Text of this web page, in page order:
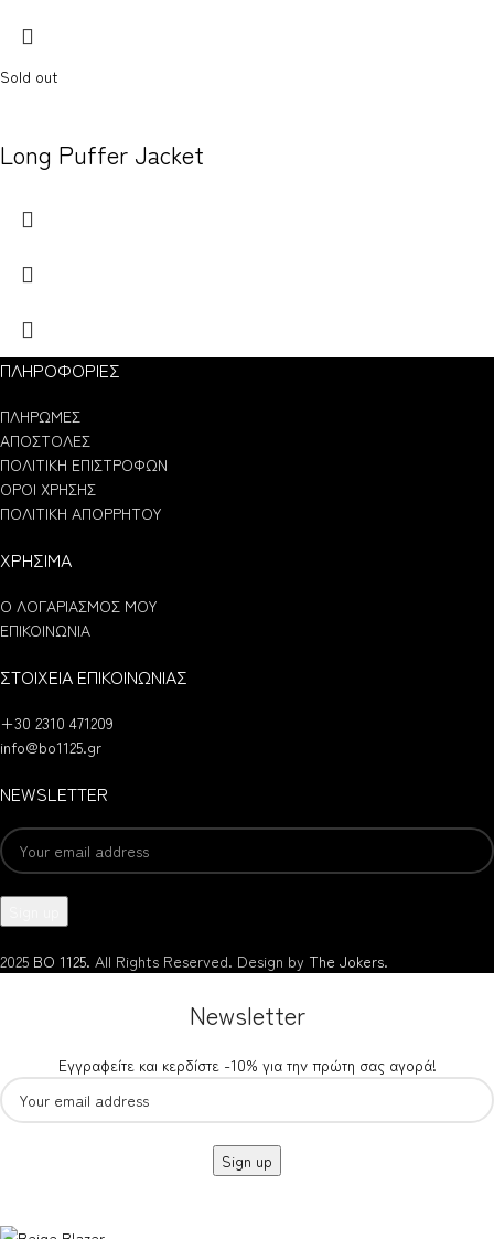
Sold out
Long Puffer Jacket
ΠΛΗΡΟΦΟΡΙΕΣ
ΠΛΗΡΩΜΕΣ
ΑΠΟΣΤΟΛΕΣ
ΠΟΛΙΤΙΚΗ ΕΠΙΣΤΡΟΦΩΝ
ΟΡΟΙ ΧΡΗΣΗΣ
ΠΟΛΙΤΙΚΗ ΑΠΟΡΡΗΤΟΥ
ΧΡΗΣΙΜΑ
Ο ΛΟΓΑΡΙΑΣΜΟΣ ΜΟΥ
ΕΠΙΚΟΙΝΩΝΙΑ
ΣΤΟΙΧΕΙΑ ΕΠΙΚΟΙΝΩΝΙΑΣ
+30 2310 471209
info@bo1125.gr
NEWSLETTER
2025 BO 1125. All Rights Reserved. Design by The Jokers.
Newsletter
Εγγραφείτε και κερδίστε -10% για την πρώτη σας αγορά!